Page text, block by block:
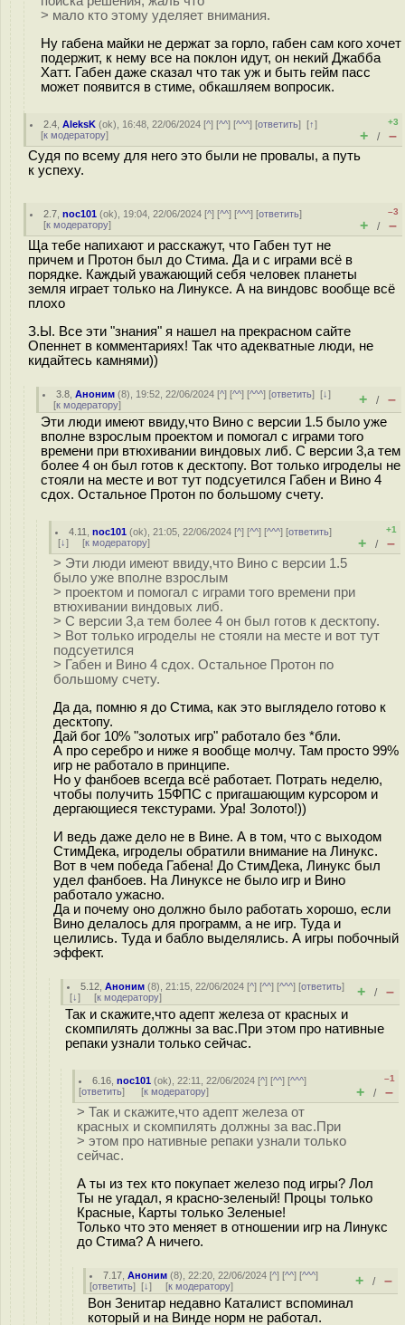
> мало кто этому уделяет внимания.
Ну габена майки не держат за горло, габен сам кого хочет
подержит, к нему все на поклон идут, он некий Джабба
Хатт. Габен даже сказал что так уж и быть гейм пасс
может появится в стиме, обкашляем вопросик.
2.4 ,AleksK (ok), 16:48, 22/06/2024 [^] [^^] [^^^] [ответить][↑]
[к модератору]
+3
+ / –
Судя по всему для него это были не провалы, а путь
к успеху.
2.7 ,noc101 (ok), 19:04, 22/06/2024 [^] [^^] [^^^] [ответить]
[к модератору]
–3
+ / –
Ща тебе напихают и расскажут, что Габен тут не
причем и Протон был до Стима. Да и с играми всё в
порядке. Каждый уважающий себя человек планеты
земля играет только на Линуксе. А на виндовс вообще всё
плохо
З.Ы. Все эти "знания" я нашел на прекрасном сайте
Опеннет в комментариях! Так что адекватные люди, не
кидайтесь камнями))
3.8 ,Аноним (8), 19:52, 22/06/2024 [^] [^^] [^^^] [ответить][↓]
[к модератору] + / –
Эти люди имеют ввиду,что Вино с версии 1.5 было уже
вполне взрослым проектом и помогал с играми того
времени при втюхивании виндовых либ. С версии 3,а тем
более 4 он был готов к десктопу. Вот только игроделы не
стояли на месте и вот тут подсуетился Габен и Вино 4
сдох. Остальное Протон по большому счету.
4.11 ,noc101 (ok), 21:05, 22/06/2024 [^] [^^] [^^^] [ответить]
[↓] [к модератору]
+1
+ / –
> Эти люди имеют ввиду,что Вино с версии 1.5
было уже вполне взрослым
> проектом и помогал с играми того времени при
втюхивании виндовых либ.
> С версии 3,а тем более 4 он был готов к десктопу.
> Вот только игроделы не стояли на месте и вот тут
подсуетился
> Габен и Вино 4 сдох. Остальное Протон по
большому счету.
Да да, помню я до Стима, как это выглядело готово к
десктопу.
Дай бог 10% "золотых игр" работало без *бли.
А про серебро и ниже я вообще молчу. Там просто 99%
игр не работало в принципе.
Но у фанбоев всегда всё работает. Потрать неделю,
чтобы получить 15ФПС с пригашающим курсором и
дергающиеся текстурами. Ура! Золото!))
И ведь даже дело не в Вине. А в том, что с выходом
СтимДека, игроделы обратили внимание на Линукс.
Вот в чем победа Габена! До СтимДека, Линукс был
удел фанбоев. На Линуксе не было игр и Вино
работало ужасно.
Да и почему оно должно было работать хорошо, если
Вино делалось для программ, а не игр. Туда и
целились. Туда и бабло выделялись. А игры побочный
эффект.
5.12 ,Аноним (8), 21:15, 22/06/2024 [^] [^^] [^^^] [ответить]
[↓] [к модератору] + / –
Так и скажите,что адепт железа от красных и
скомпилять должны за вас.При этом про нативные
репаки узнали только сейчас.
6.16 ,noc101 (ok), 22:11, 22/06/2024 [^] [^^] [^^^]
[ответить] [к модератору]
–1
+ / –
> Так и скажите,что адепт железа от
красных и скомпилять должны за вас.При
> этом про нативные репаки узнали только
сейчас.
А ты из тех кто покупает железо под игры? Лол
Ты не угадал, я красно-зеленый! Процы только
Красные, Карты только Зеленые!
Только что это меняет в отношении игр на Линукс
до Стима? А ничего.
7.17 ,Аноним (8), 22:20, 22/06/2024 [^] [^^] [^^^]
[ответить] [↓] [к модератору] + / –
Вон Зенитар недавно Каталист вспоминал
который и на Винде норм не работал.